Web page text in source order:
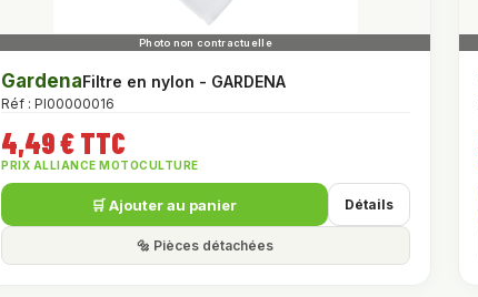
GardenaFiltre en nylon - GARDENA
Réf : PI00000016
4,49 € TTC
PRIX ALLIANCE MOTOCULTURE
🛒 Ajouter au panier Détails
🔩 Pièces détachées